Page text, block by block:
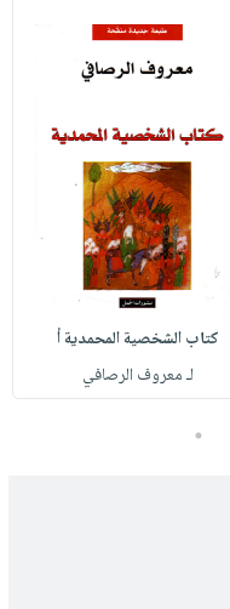
كتاب الشخصية المحمدية أ
لـ معروف الرصافي
5